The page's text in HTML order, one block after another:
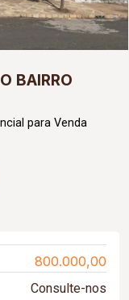
BAIRRO
para Venda
800.000,00
Consulte-nos